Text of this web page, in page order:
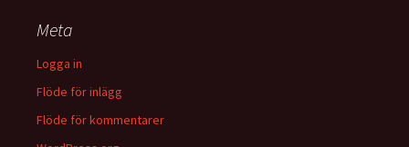
Meta
Logga in
Flöde för inlägg
Flöde för kommentarer